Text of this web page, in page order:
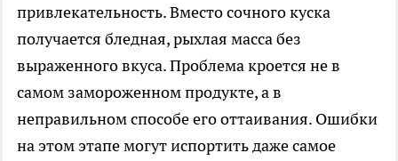
привлекательность. Вместо сочного куска
получается бледная, рыхлая масса без
выраженного вкуса. Проблема кроется не в
самом замороженном продукте, а в
неправильном способе его оттаивания. Ошибки
на этом этапе могут испортить даже самое